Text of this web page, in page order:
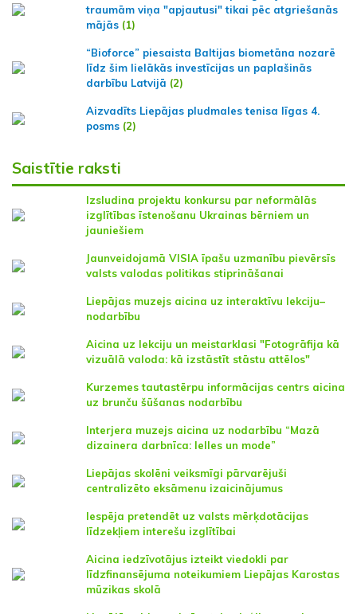
traumām viņa "apjautusi" tikai pēc atgriešanās
mājās (1)
“Bioforce” piesaista Baltijas biometāna nozarē
līdz šim lielākās investīcijas un paplašinās
darbību Latvijā (2)
Aizvadīts Liepājas pludmales tenisa līgas 4.
posms (2)
Saistītie raksti
Izsludina projektu konkursu par neformālās
izglītības īstenošanu Ukrainas bērniem un
jauniešiem
Jaunveidojamā VISIA īpašu uzmanību pievērsīs
valsts valodas politikas stiprināšanai
Liepājas muzejs aicina uz interaktīvu lekciju–
nodarbību
Aicina uz lekciju un meistarklasi "Fotogrāfija kā
vizuālā valoda: kā izstāstīt stāstu attēlos"
Kurzemes tautastērpu informācijas centrs aicina
uz brunču šūšanas nodarbību
Interjera muzejs aicina uz nodarbību “Mazā
dizainera darbnīca: lelles un mode”
Liepājas skolēni veiksmīgi pārvarējuši
centralizēto eksāmenu izaicinājumus
Iespēja pretendēt uz valsts mērķdotācijas
līdzekļiem interešu izglītībai
Aicina iedzīvotājus izteikt viedokli par
līdzfinansējuma noteikumiem Liepājas Karostas
mūzikas skolā